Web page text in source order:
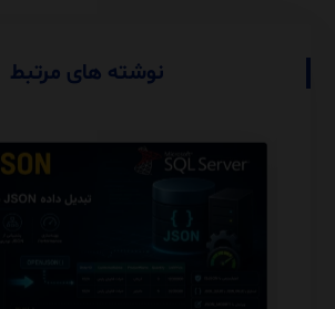
نوشته های مرتبط